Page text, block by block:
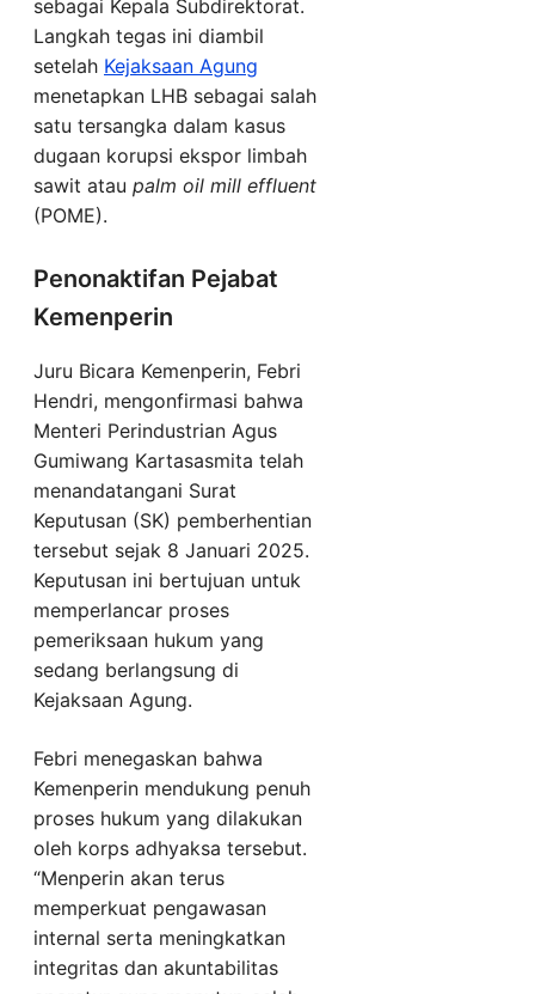
sebagai Kepala Subdirektorat.
Langkah tegas ini diambil
setelah Kejaksaan Agung
menetapkan LHB sebagai salah
satu tersangka dalam kasus
dugaan korupsi ekspor limbah
sawit atau palm oil mill effluent
(POME).
Penonaktifan Pejabat
Kemenperin
Juru Bicara Kemenperin, Febri
Hendri, mengonfirmasi bahwa
Menteri Perindustrian Agus
Gumiwang Kartasasmita telah
menandatangani Surat
Keputusan (SK) pemberhentian
tersebut sejak 8 Januari 2025.
Keputusan ini bertujuan untuk
memperlancar proses
pemeriksaan hukum yang
sedang berlangsung di
Kejaksaan Agung.
Febri menegaskan bahwa
Kemenperin mendukung penuh
proses hukum yang dilakukan
oleh korps adhyaksa tersebut.
“Menperin akan terus
memperkuat pengawasan
internal serta meningkatkan
integritas dan akuntabilitas